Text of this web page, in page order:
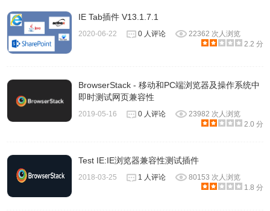
IE View WE插件联系方式
提供方：Clear Code Inc
IE Tab插件 V13.1.7.1
2020-06-22 0 人评论
22362 次人浏览
2.2 分
BrowserStack - 移动和PC端浏览器及操作系统中
即时测试网页兼容性
2019-05-16 0 人评论
23982 次人浏览
2.0 分
Test IE:IE浏览器兼容性测试插件
2018-03-25 1 人评论
80153 次人浏览
1.8 分